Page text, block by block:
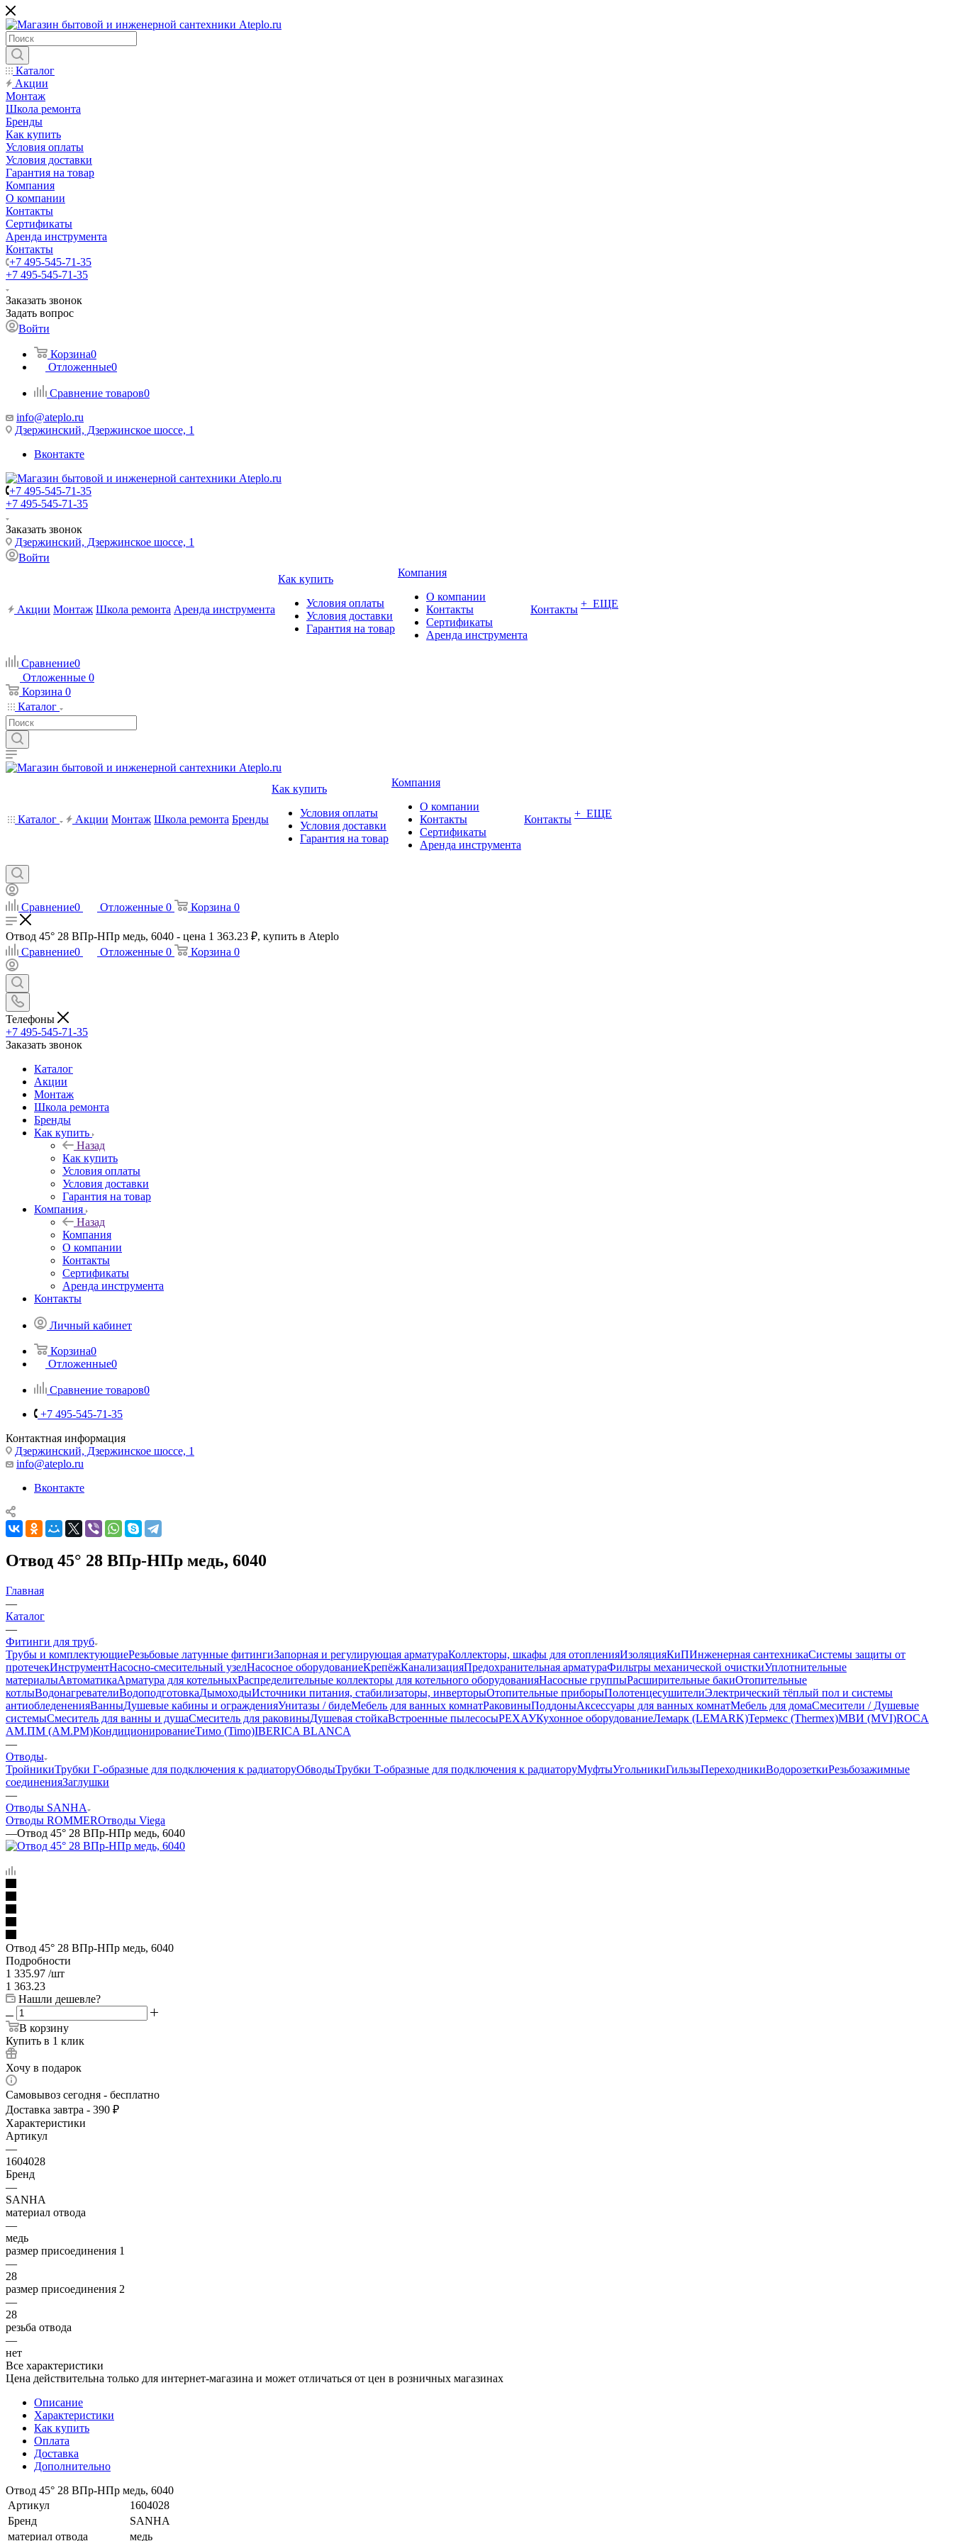
Каталог
Акции
Монтаж
Школа ремонта
Бренды
Как купить
Условия оплаты
Условия доставки
Гарантия на товар
Компания
О компании
Контакты
Сертификаты
Аренда инструмента
Контакты
+7 495-545-71-35
+7 495-545-71-35
Заказать звонок
Задать вопрос
Войти
Корзина0
Отложенные0
Сравнение товаров0
info@ateplo.ru
Дзержинский, Дзержинское шоссе, 1
Вконтакте
+7 495-545-71-35
+7 495-545-71-35
Заказать звонок
Дзержинский, Дзержинское шоссе, 1
Войти
Акции Монтаж Школа ремонта Аренда инструмента
Как купить
Условия оплаты
Условия доставки
Гарантия на товар
Компания
О компании
Контакты
Сертификаты
Аренда инструмента
Контакты + ЕЩЕ
Сравнение0
Отложенные 0
Корзина 0
Каталог
Каталог Акции Монтаж Школа ремонта Бренды
Как купить
Условия оплаты
Условия доставки
Гарантия на товар
Компания
О компании
Контакты
Сертификаты
Аренда инструмента
Контакты + ЕЩЕ
Сравнение0 Отложенные 0 Корзина 0
Отвод 45° 28 ВПр-HПр медь, 6040 - цена 1 363.23 ₽, купить в Ateplo
Сравнение0 Отложенные 0 Корзина 0
Телефоны
+7 495-545-71-35
Заказать звонок
Каталог
Акции
Монтаж
Школа ремонта
Бренды
Как купить
Назад
Как купить
Условия оплаты
Условия доставки
Гарантия на товар
Компания
Назад
Компания
О компании
Контакты
Сертификаты
Аренда инструмента
Контакты
Личный кабинет
Корзина0
Отложенные0
Сравнение товаров0
+7 495-545-71-35
Контактная информация
Дзержинский, Дзержинское шоссе, 1
info@ateplo.ru
Вконтакте
Отвод 45° 28 ВПр-HПр медь, 6040
Главная
—
Каталог
—
Фитинги для труб
Трубы и комплектующиеРезьбовые латунные фитингиЗапорная и регулирующая арматураКоллекторы, шкафы для отопленияИзоляцияКиПИнженерная сантехникаСистемы защиты от
протечекИнструментНасосно-смесительный узелНасосное оборудованиеКрепёжКанализацияПредохранительная арматураФильтры механической очисткиУплотнительные
материалыАвтоматикаАрматура для котельныхРаспределительные коллекторы для котельного оборудованияНасосные группыРасширительные бакиОтопительные
котлыВодонагревателиВодоподготовкаДымоходыИсточники питания, стабилизаторы, инверторыОтопительные приборыПолотенцесушителиЭлектрический тёплый пол и системы
антиобледененияВанныДушевые кабины и огражденияУнитазы / бидеМебель для ванных комнатРаковиныПоддоныАксессуары для ванных комнатМебель для домаСмесители / Душевые
системыСмеситель для ванны и душаСмеситель для раковиныДушевая стойкаВстроенные пылесосыРЕХАУКухонное оборудованиеЛемарк (LEMARK)Термекс (Thermex)МВИ (MVI)ROCA
АМ.ПМ (AM.PM)КондиционированиеТимо (Timo)IBERICA BLANCA
—
Отводы
ТройникиТрубки Г-образные для подключения к радиаторуОбводыТрубки T-образные для подключения к радиаторуМуфтыУгольникиГильзыПереходникиВодорозеткиРезьбозажимные
соединенияЗаглушки
—
Отводы SANHA
Отводы ROMMERОтводы Viega
—Отвод 45° 28 ВПр-HПр медь, 6040
Отвод 45° 28 ВПр-HПр медь, 6040
Подробности
1 335.97 /шт
1 363.23
Нашли дешевле?
В корзину
Купить в 1 клик
Хочу в подарок
Самовывоз сегодня - бесплатно
Доставка завтра - 390 ₽
Характеристики
Артикул
—
1604028
Бренд
—
SANHA
материал отвода
—
медь
размер присоединения 1
—
28
размер присоединения 2
—
28
резьба отвода
—
нет
Все характеристики
Цена действительна только для интернет-магазина и может отличаться от цен в розничных магазинах
Описание
Характеристики
Как купить
Оплата
Доставка
Дополнительно
Отвод 45° 28 ВПр-HПр медь, 6040
Артикул
1604028
Бренд
SANHA
материал отвода
медь